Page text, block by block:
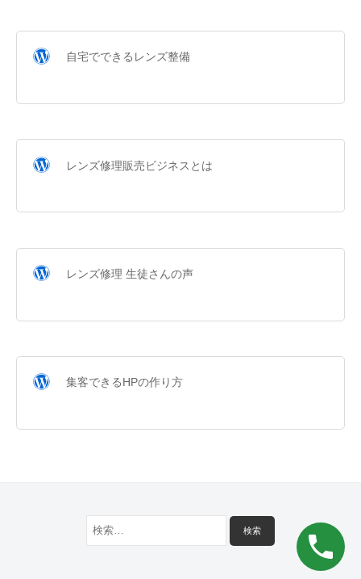
自宅でできるレンズ整備
レンズ修理販売ビジネスとは
レンズ修理 生徒さんの声
集客できるHPの作り方
索: